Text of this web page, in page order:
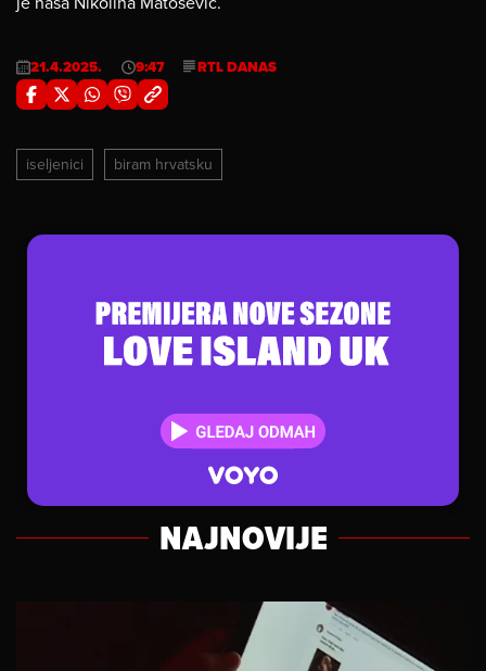
21.4.2025. 9:47 RTL DANAS
iseljenici biram hrvatsku
NAJNOVIJE